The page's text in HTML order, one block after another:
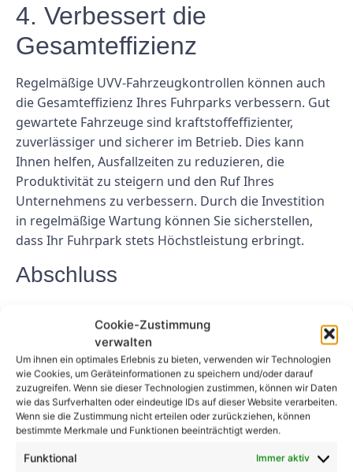
Cookie-Zustimmung
verwalten
Um ihnen ein optimales Erlebnis zu bieten, verwenden wir Technologien
wie Cookies, um Geräteinformationen zu speichern und/oder darauf
zuzugreifen. Wenn sie dieser Technologien zustimmen, können wir Daten
wie das Surfverhalten oder eindeutige IDs auf dieser Website verarbeiten.
Wenn sie die Zustimmung nicht erteilen oder zurückziehen, können
bestimmte Merkmale und Funktionen beeinträchtigt werden.
Funktional Immer aktiv
4. Verbessert die
Gesamteffizienz
Regelmäßige UVV-Fahrzeugkontrollen können auch
die Gesamteffizienz Ihres Fuhrparks verbessern. Gut
gewartete Fahrzeuge sind kraftstoffeffizienter,
zuverlässiger und sicherer im Betrieb. Dies kann
Ihnen helfen, Ausfallzeiten zu reduzieren, die
Produktivität zu steigern und den Ruf Ihres
Unternehmens zu verbessern. Durch die Investition
in regelmäßige Wartung können Sie sicherstellen,
dass Ihr Fuhrpark stets Höchstleistung erbringt.
Abschluss
Aufrechterhaltung der Sicherheit, Konformität und
Effizienz Ihrer Flotte unerlässlich. Durch die
regelmäßige Durchführung dieser Inspektionen
können Sie sicherstellen, dass Ihre Fahrzeuge in
einwandfreiem Zustand und fahrbereit sind. Durch
Investitionen in die Wartung Ihres Fuhrparks können
verhindern und die Lebensdauer Ihrer Fahrzeuge